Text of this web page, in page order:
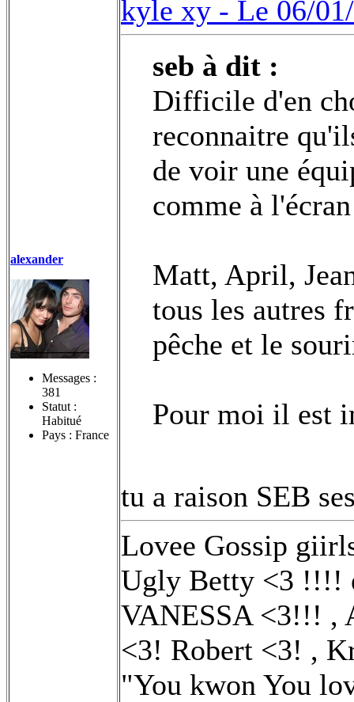
alexander
Messages :
381
Statut :
Habitué
Pays : France
kyle xy - Le 06/
seb à dit :
Difficile d'en
reconnaitre
de voir une
comme à
Matt, April,
tous les autres
pêche et le
Pour moi il est
tu a raison SEB
Lovee Gossip
Ugly Betty <3 !!!!
VANESSA <3!!! ,
<3! Robert <3! ,
"You kwon You